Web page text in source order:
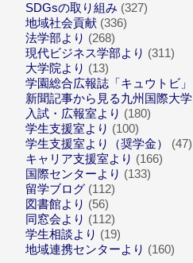
SDGsの取り組み (327)
地域社会貢献 (336)
法学部より (268)
現代ビジネス学部より (311)
大学院より (13)
学園総合広報誌「キュウトビ」
新聞記事から見る九州国際大学
入試・広報室より (180)
学生支援室より (100)
学生支援室より（奨学金）
(47)
キャリア支援室より (166)
国際センターより (133)
留学ブログ (112)
図書館より (56)
同窓会より (112)
学生相談より (19)
地域連携センターより (160)